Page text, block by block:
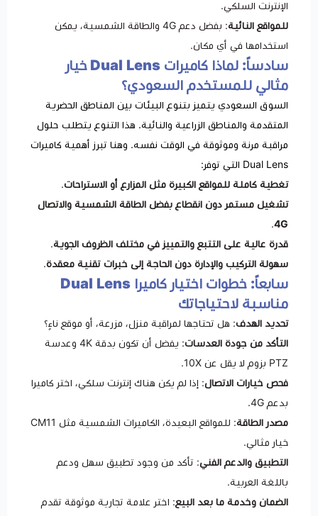
الإنترنت السلكي.
للمواقع النائية
: بفضل دعم 4G والطاقة الشمسية، يمكن
استخدامها في أي مكان.
سادساً: لماذا كاميرات Dual Lens خيار
مثالي للمستخدم السعودي؟
السوق السعودي يتميز بتنوع البيئات بين المناطق الحضرية
المتقدمة والمناطق الزراعية والنائية. هذا التنوع يتطلب حلول
مراقبة مرنة وموثوقة في الوقت نفسه. وهنا تبرز أهمية كاميرات
Dual Lens التي توفر:
تغطية كاملة للمواقع الكبيرة مثل المزارع أو الاستراحات.
تشغيل مستمر دون انقطاع بفضل الطاقة الشمسية والاتصال
4G
.
قدرة عالية على التتبع والتمييز في مختلف الظروف الجوية.
سهولة التركيب والإدارة دون الحاجة إلى خبرات تقنية معقدة.
سابعاً: خطوات اختيار كاميرا Dual Lens
مناسبة لاحتياجاتك
تحديد الهدف: هل تحتاجها لمراقبة منزل، مزرعة، أو موقع ناءٍ؟
التأكد من جودة العدسات
: يفضل أن تكون بدقة 4K وعدسة
PTZ بزوم لا يقل عن 10X.
فحص خيارات الاتصال: إذا لم يكن هناك إنترنت سلكي، اختر كاميرا
بدعم 4G.
مصدر الطاقة
: للمواقع البعيدة، الكاميرات الشمسية مثل CM11
خيار مثالي.
التطبيق والدعم الفني: تأكد من وجود تطبيق سهل ودعم
باللغة العربية.
الضمان وخدمة ما بعد البيع: اختر علامة تجارية موثوقة تقدم